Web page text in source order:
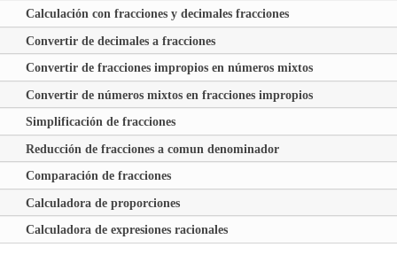
Calculación con fracciones y decimales fracciones
Convertir de decimales a fracciones
Convertir de fracciones impropios en números mixtos
Convertir de números mixtos en fracciones impropios
Simplificación de fracciones
Reducción de fracciones a comun denominador
Comparación de fracciones
Calculadora de proporciones
Calculadora de expresiones racionales